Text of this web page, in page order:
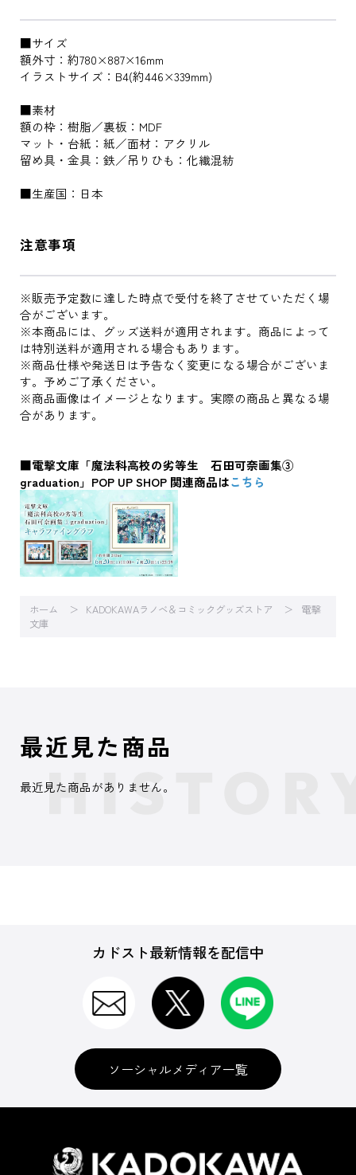
■サイズ
額外寸：約780×887×16mm
イラストサイズ：B4(約446×339mm)
■素材
額の枠：樹脂／裏板：MDF
マット・台紙：紙／面材：アクリル
留め具・金具：鉄／吊りひも：化繊混紡
■生産国：日本
注意事項
※販売予定数に達した時点で受付を終了させていただく場
合がございます。
※本商品には、グッズ送料が適用されます。商品によって
は特別送料が適用される場合もあります。
※商品仕様や発送日は予告なく変更になる場合がございま
す。予めご了承ください。
※商品画像はイメージとなります。実際の商品と異なる場
合があります。
■電撃文庫「魔法科高校の劣等生 石田可奈画集③
graduation」POP UP SHOP 関連商品はこちら
ホーム KADOKAWAラノベ＆コミックグッズストア
電撃
文庫
最近見た商品
最近見た商品がありません。
カドスト最新情報を配信中
ソーシャルメディア一覧